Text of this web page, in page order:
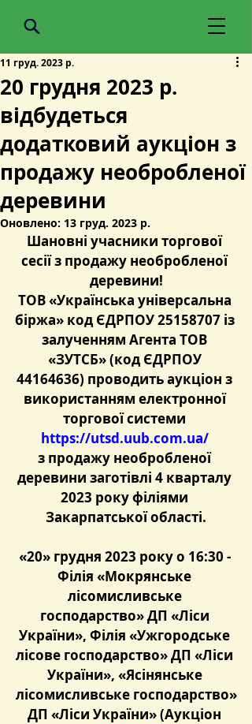
20 грудня 2023 р.
відбудеться
додатковий аукціон з
продажу необробленої
деревини
11 груд. 2023 р.
Оновлено: 13 груд. 2023 р.
Шановні учасники торгової
сесії з продажу необробленої
деревини!
ТОВ «Українська універсальна
біржа» код ЄДРПОУ 25158707 із
залученням Агента ТОВ
«ЗУТСБ» (код ЄДРПОУ
44164636) проводить аукціон з
використанням електронної
торгової системи
https://utsd.uub.com.ua/
з продажу необробленої
деревини заготівлі 4 кварталу
2023 року філіями
Закарпатської області.
«20» грудня 2023 року о 16:30 -
Філія «Мокрянське
лісомисливське
господарство» ДП «Ліси
України», Філія «Ужгородське
лісове господарство» ДП «Ліси
України», «Ясінянське
лісомисливське господарство»
ДП «Ліси України» (Аукціон